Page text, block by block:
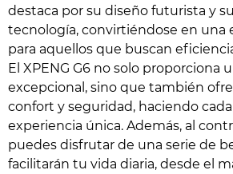
destaca por su diseño futurista y
tecnología, convirtiéndose en una
para aquellos que buscan
El XPENG G6 no solo proporciona
excepcional, sino que también
confort y seguridad, haciendo
experiencia única. Además, al
puedes disfrutar de una serie de
facilitarán tu vida diaria, desde el